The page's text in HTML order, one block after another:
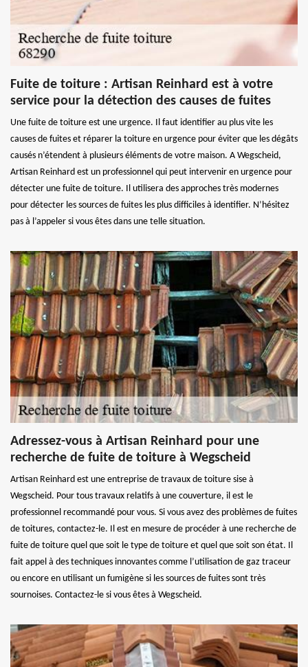
Fuite de toiture : Artisan Reinhard est à votre
service pour la détection des causes de fuites
Une fuite de toiture est une urgence. Il faut identifier au plus vite les
causes de fuites et réparer la toiture en urgence pour éviter que les dégâts
causés n’étendent à plusieurs éléments de votre maison. A Wegscheid,
Artisan Reinhard est un professionnel qui peut intervenir en urgence pour
détecter une fuite de toiture. Il utilisera des approches très modernes
pour détecter les sources de fuites les plus difficiles à identifier. N’hésitez
pas à l’appeler si vous êtes dans une telle situation.
Adressez-vous à Artisan Reinhard pour une
recherche de fuite de toiture à Wegscheid
Artisan Reinhard est une entreprise de travaux de toiture sise à
Wegscheid. Pour tous travaux relatifs à une couverture, il est le
professionnel recommandé pour vous. Si vous avez des problèmes de fuites
de toitures, contactez-le. Il est en mesure de procéder à une recherche de
fuite de toiture quel que soit le type de toiture et quel que soit son état. Il
fait appel à des techniques innovantes comme l’utilisation de gaz traceur
ou encore en utilisant un fumigène si les sources de fuites sont très
sournoises. Contactez-le si vous êtes à Wegscheid.